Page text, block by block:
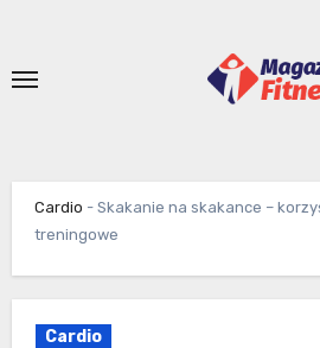
content
Cardio -Skakanie na skakance –
treningowe
Cardio